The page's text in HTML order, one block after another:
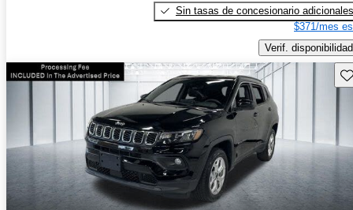
Sin tasas de concesionario adicionales
$371/mes
Verif. disponibilidad